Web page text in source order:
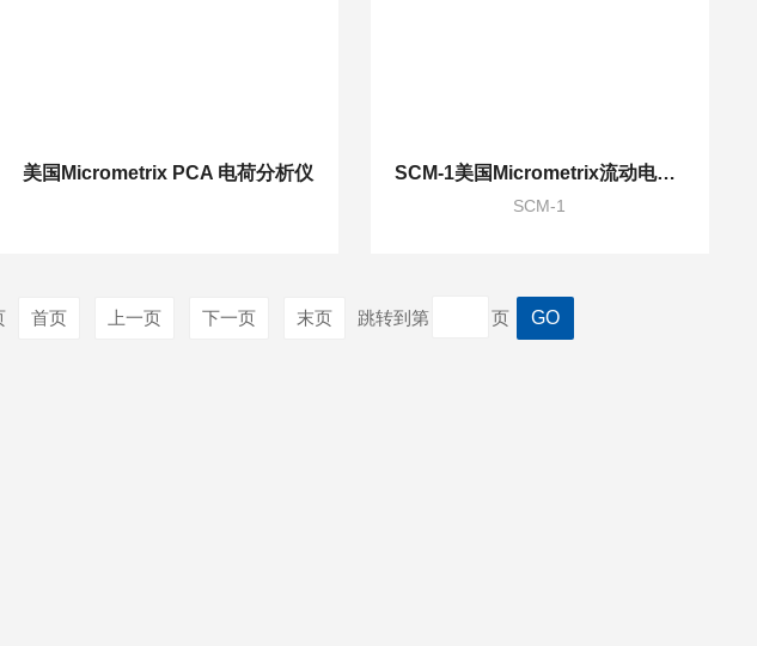
美国Micrometrix PCA 电荷分析仪 SCM-1美国Micrometrix流动电流仪
SCM-1
首页 上一页 下一页 末页 跳转到第 页